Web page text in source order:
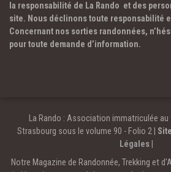
la responsabilité de La Rando et des
site. Nous déclinons toute responsabilité
Concernant nos sorties randonnées,
pour toute demande d’information.
La Rando : Association immatriculée au
Strasbourg sous le volume 90 - Folio 2 |
Légales
Notre Magazine de Randonnée, Trekking et